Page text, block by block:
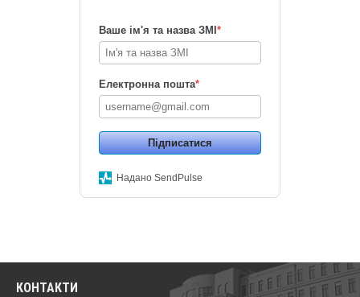
Ваше ім'я та назва ЗМІ *
Електронна пошта*
Підписатися
Надано SendPulse
КОНТАКТИ